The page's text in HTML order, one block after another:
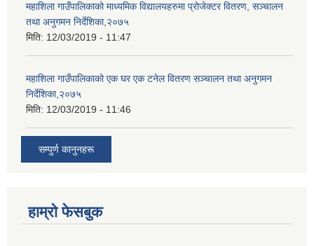
महाशिला गाउँपालिकाको माध्यमिक विद्यालयहरुमा प्रोजेक्टर वितरण, सञ्चालन
तथा अनुगमन निर्देशिका,२०७५
मिति: 12/03/2019 - 11:47
महाशिला गाउँपालिकाको एक घर एक टनेल वितरण सञ्चालन तथा अनुगमन
निर्देशिका,२०७५
मिति: 12/03/2019 - 11:46
सम्पुर्ण कानुनहरू
हाम्रो फेसबुक